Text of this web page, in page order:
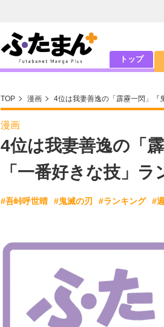
トップ
TOP 漫画 4位は我妻善逸の「霹靂一閃」『
漫画
4位は我妻善逸の「
「一番好きな技」ラ
#吾峠呼世晴 #鬼滅の刃 #ランキング #